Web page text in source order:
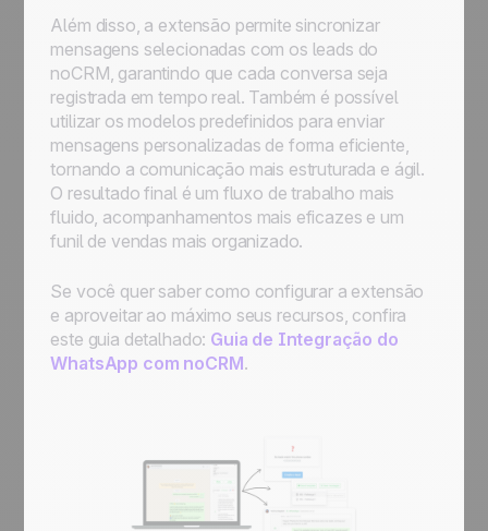
Além disso, a extensão permite sincronizar
mensagens selecionadas com os leads do
noCRM, garantindo que cada conversa seja
registrada em tempo real. Também é possível
utilizar os modelos predefinidos para enviar
mensagens personalizadas de forma eficiente,
tornando a comunicação mais estruturada e ágil.
O resultado final é um fluxo de trabalho mais
fluido, acompanhamentos mais eficazes e um
funil de vendas mais organizado.
Se você quer saber como configurar a extensão
e aproveitar ao máximo seus recursos, confira
este guia detalhado: Guia de Integração do
WhatsApp com noCRM.